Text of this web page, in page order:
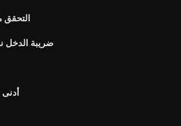
التحقق
ضريبة الدخل
أدنى